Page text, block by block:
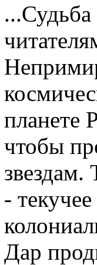
планете
чтобы
звездам.
-
Дар